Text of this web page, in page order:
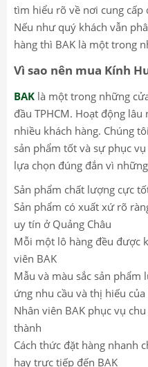
tìm hiểu rõ về nơi cung
Nếu như quý khách vẫn
hàng thì BAK là một trong
Vì sao nên mua Kính
BAK là một trong những
đầu TPHCM. Hoạt động
nhiều khách hàng. Chúng
sản phẩm tốt và sự phục
lựa chọn đúng đắn vì
Sản phẩm chất lượng cực
Sản phẩm có xuất xứ rõ
uy tín ở Quảng Châu
Mỗi một lô hàng đều được
viên BAK
Mẫu và màu sắc sản
ứng nhu cầu và thị hiếu
Nhân viên BAK phục vụ
thành
Cách thức đặt hàng nhanh
hay trực tiếp đến BAK